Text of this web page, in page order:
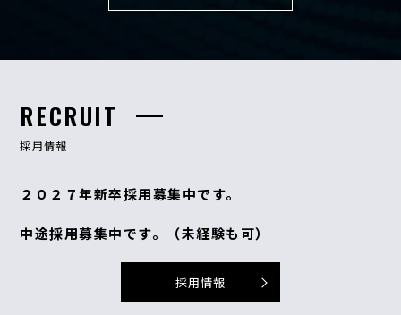
RECRUIT
採用情報
２０２７年新卒採用募集中です。
中途採用募集中です。（未経験も可）
採用情報